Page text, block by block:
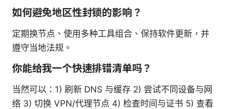
如何避免地区性封锁的影响？
定期换节点、使用多种工具组合、保持软件更新，并
遵守当地法规。
你能给我一个快速排错清单吗？
当然可以：1) 刷新 DNS 与缓存 2) 尝试不同设备与网
络 3) 切换 VPN/代理节点 4) 检查时间与证书 5) 查看